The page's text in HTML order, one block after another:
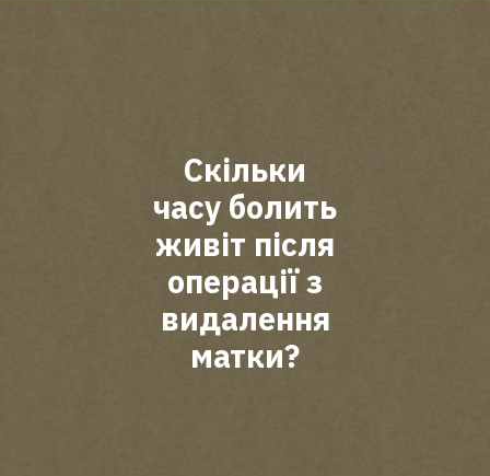
Скільки
часу болить
живіт після
операції з
видалення
матки?